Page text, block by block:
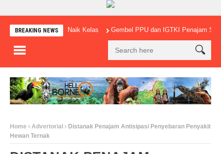
BREAKING NEWS
Kreatif Lokal Naik Kelas Gembel PPU dan IGTKI Penajam Sukses
Home Advertorial
Distanak Penajam Antisipasi Penyebaran Penyakit
Hewan Ternak